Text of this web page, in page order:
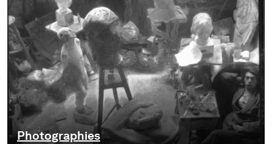
Photographies